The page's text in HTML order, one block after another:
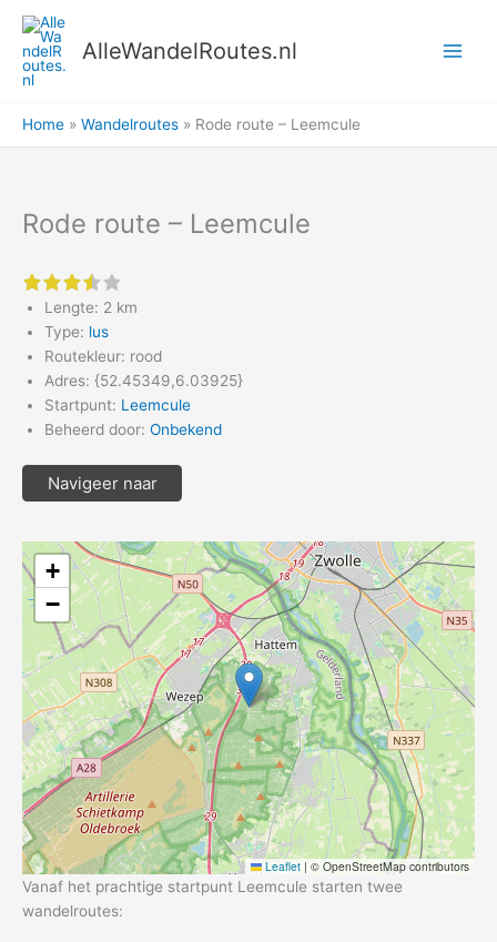
naar
inhoud
AlleWandelRoutes.nl
Home Wandelroutes Rode route – Leemcule
Rode route – Leemcule
Lengte: 2 km
Type: lus
Routekleur: rood
Adres: {52.45349,6.03925}
Startpunt: Leemcule
Beheerd door: Onbekend
Navigeer naar
+
−
Leaflet | © OpenStreetMap contributors
Vanaf het prachtige startpunt Leemcule starten twee
wandelroutes: